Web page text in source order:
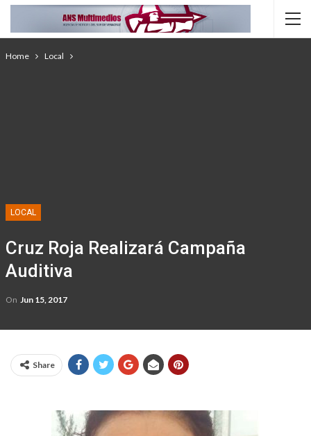
Home Local
LOCAL
Cruz Roja Realizará Campaña
Auditiva
On Jun 15, 2017
Share